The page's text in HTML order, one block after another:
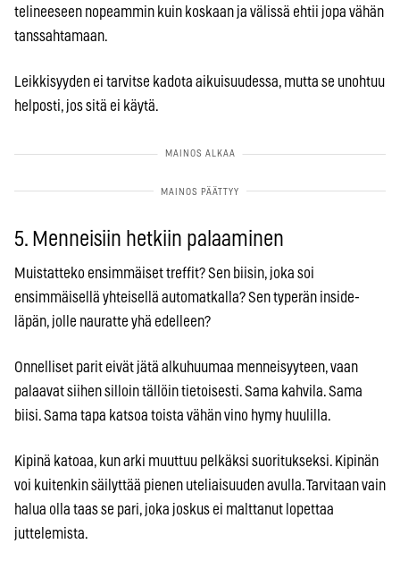
telineeseen nopeammin kuin koskaan ja välissä ehtii jopa vähän
tanssahtamaan.
Leikkisyyden ei tarvitse kadota aikuisuudessa, mutta se unohtuu
helposti, jos sitä ei käytä.
5. Menneisiin hetkiin palaaminen
Muistatteko ensimmäiset treffit? Sen biisin, joka soi
ensimmäisellä yhteisellä automatkalla? Sen typerän inside-
läpän, jolle nauratte yhä edelleen?
Onnelliset parit eivät jätä alkuhuumaa menneisyyteen, vaan
palaavat siihen silloin tällöin tietoisesti. Sama kahvila. Sama
biisi. Sama tapa katsoa toista vähän vino hymy huulilla.
Kipinä katoaa, kun arki muuttuu pelkäksi suoritukseksi. Kipinän
voi kuitenkin säilyttää pienen uteliaisuuden avulla. Tarvitaan vain
halua olla taas se pari, joka joskus ei malttanut lopettaa
juttelemista.